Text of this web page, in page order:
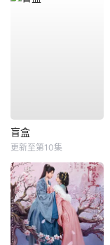
盲盒
更新至第10集